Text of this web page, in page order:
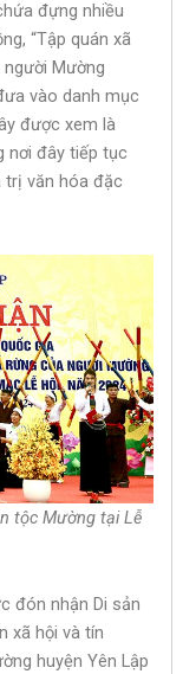
đựng nhiều
“Tập quán xã
Mường
vào danh mục
được xem là
nơi đây tiếp tục
trị văn hóa đặc
tộc Mường tại Lễ
đón nhận Di sản
xã hội và tín
huyện Yên Lập